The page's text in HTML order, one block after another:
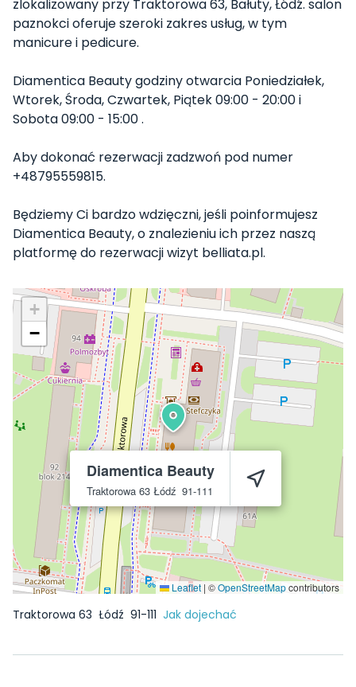
zlokalizowany przy Traktorowa 63, Bałuty, Łódź. salon
paznokci oferuje szeroki zakres usług, w tym
manicure i pedicure.
Diamentica Beauty godziny otwarcia Poniedziałek,
Wtorek, Środa, Czwartek, Piątek 09:00 - 20:00 i
Sobota 09:00 - 15:00 .
Aby dokonać rezerwacji zadzwoń pod numer
+48795559815.
Będziemy Ci bardzo wdzięczni, jeśli poinformujesz
Diamentica Beauty, o znalezieniu ich przez naszą
platformę do rezerwacji wizyt belliata.pl.
Diamentica Beauty
Traktorowa 63 Łódź 91-111
+
−
Leaflet | ©OpenStreetMapcontributors
Traktorowa 63 Łódź 91-111 Jak dojechać